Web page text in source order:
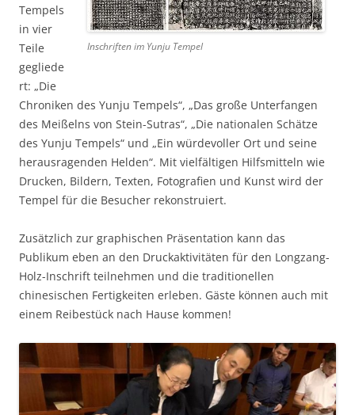
Inschriften im Yunju Tempel
Tempels
in vier
Teile
gegliede
rt: „Die
Chroniken des Yunju Tempels“, „Das große Unterfangen
des Meißelns von Stein-Sutras“, „Die nationalen Schätze
des Yunju Tempels“ und „Ein würdevoller Ort und seine
herausragenden Helden“. Mit vielfältigen Hilfsmitteln wie
Drucken, Bildern, Texten, Fotografien und Kunst wird der
Tempel für die Besucher rekonstruiert.
Zusätzlich zur graphischen Präsentation kann das
Publikum eben an den Druckaktivitäten für den Longzang-
Holz-Inschrift teilnehmen und die traditionellen
chinesischen Fertigkeiten erleben. Gäste können auch mit
einem Reibestück nach Hause kommen!